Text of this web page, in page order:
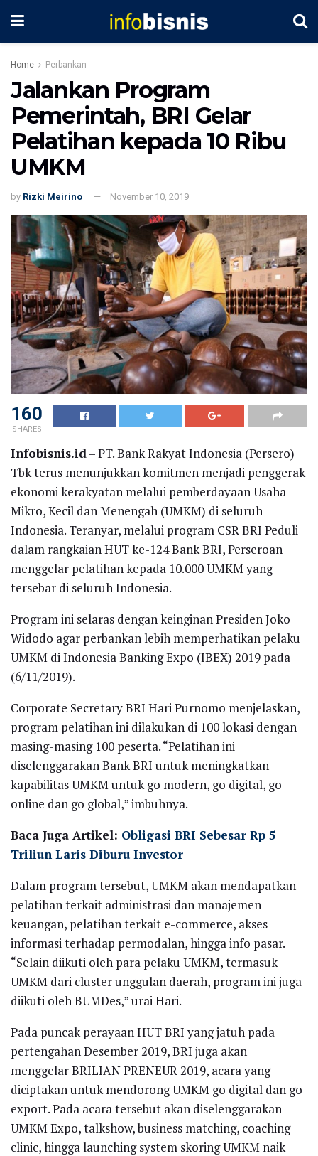
Home Perbankan
Jalankan Program
Pemerintah, BRI Gelar
Pelatihan kepada 10 Ribu
UMKM
by Rizki Meirino November 10, 2019
160
SHARES
Infobisnis.id – PT. Bank Rakyat Indonesia (Persero)
Tbk terus menunjukkan komitmen menjadi penggerak
ekonomi kerakyatan melalui pemberdayaan Usaha
Mikro, Kecil dan Menengah (UMKM) di seluruh
Indonesia. Teranyar, melalui program CSR BRI Peduli
dalam rangkaian HUT ke-124 Bank BRI, Perseroan
menggelar pelatihan kepada 10.000 UMKM yang
tersebar di seluruh Indonesia.
Program ini selaras dengan keinginan Presiden Joko
Widodo agar perbankan lebih memperhatikan pelaku
UMKM di Indonesia Banking Expo (IBEX) 2019 pada
(6/11/2019).
Corporate Secretary BRI Hari Purnomo menjelaskan,
program pelatihan ini dilakukan di 100 lokasi dengan
masing-masing 100 peserta. “Pelatihan ini
diselenggarakan Bank BRI untuk meningkatkan
kapabilitas UMKM untuk go modern, go digital, go
online dan go global,” imbuhnya.
Baca Juga Artikel: Obligasi BRI Sebesar Rp 5
Triliun Laris Diburu Investor
Dalam program tersebut, UMKM akan mendapatkan
pelatihan terkait administrasi dan manajemen
keuangan, pelatihan terkait e-commerce, akses
informasi terhadap permodalan, hingga info pasar.
“Selain diikuti oleh para pelaku UMKM, termasuk
UMKM dari cluster unggulan daerah, program ini juga
diikuti oleh BUMDes,” urai Hari.
Pada puncak perayaan HUT BRI yang jatuh pada
pertengahan Desember 2019, BRI juga akan
menggelar BRILIAN PRENEUR 2019, acara yang
diciptakan untuk mendorong UMKM go digital dan go
export. Pada acara tersebut akan diselenggarakan
UMKM Expo, talkshow, business matching, coaching
clinic, hingga launching system skoring UMKM naik